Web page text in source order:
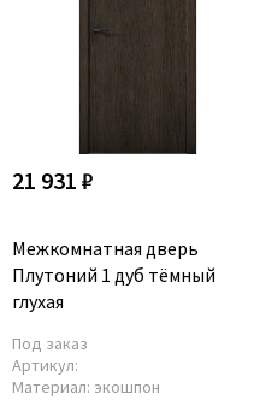
Optima Porte
Philips
Porta Di Parma
Portika
21 931 ₽
Межкомнатная дверь
Плутоний 1 дуб тёмный
глухая
Под заказ
Артикул:
Материал: экошпон